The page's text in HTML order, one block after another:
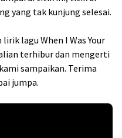
yang tak kunjung selesai.
lagu When I Was Your
terhibur dan mengerti
sampaikan. Terima
jumpa.